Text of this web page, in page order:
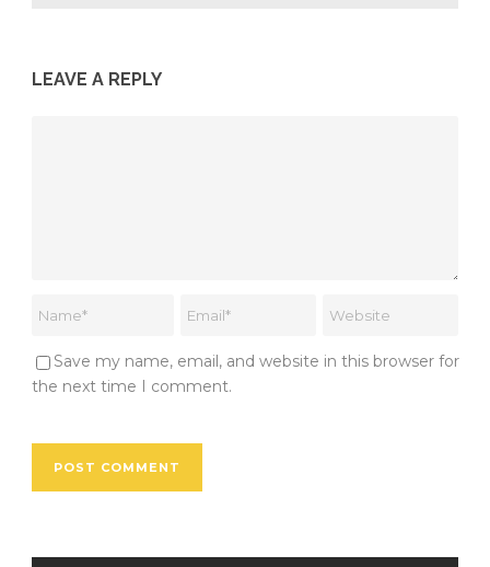
LEAVE A REPLY
Save my name, email, and website in this browser for
the next time I comment.